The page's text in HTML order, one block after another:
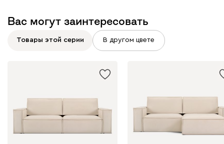
Кларинс
Вас могут заинтересовать
Товары этой серии В другом цвете